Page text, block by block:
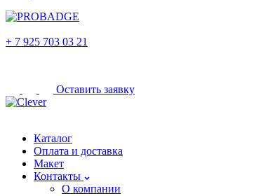
+ 7 925 703 03 21
Оставить заявку
Каталог
Оплата и доставка
Макет
Контакты
О компании